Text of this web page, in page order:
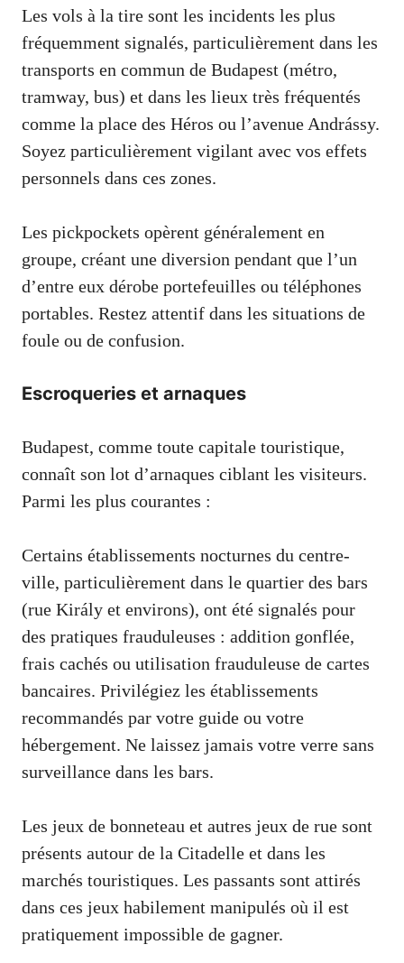
Les vols à la tire sont les incidents les plus
fréquemment signalés, particulièrement dans les
transports en commun de Budapest (métro,
tramway, bus) et dans les lieux très fréquentés
comme la place des Héros ou l’avenue Andrássy.
Soyez particulièrement vigilant avec vos effets
personnels dans ces zones.
Les pickpockets opèrent généralement en
groupe, créant une diversion pendant que l’un
d’entre eux dérobe portefeuilles ou téléphones
portables. Restez attentif dans les situations de
foule ou de confusion.
Escroqueries et arnaques
Budapest, comme toute capitale touristique,
connaît son lot d’arnaques ciblant les visiteurs.
Parmi les plus courantes :
Certains établissements nocturnes du centre-
ville, particulièrement dans le quartier des bars
(rue Király et environs), ont été signalés pour
des pratiques frauduleuses : addition gonflée,
frais cachés ou utilisation frauduleuse de cartes
bancaires. Privilégiez les établissements
recommandés par votre guide ou votre
hébergement. Ne laissez jamais votre verre sans
surveillance dans les bars.
Les jeux de bonneteau et autres jeux de rue sont
présents autour de la Citadelle et dans les
marchés touristiques. Les passants sont attirés
dans ces jeux habilement manipulés où il est
pratiquement impossible de gagner.